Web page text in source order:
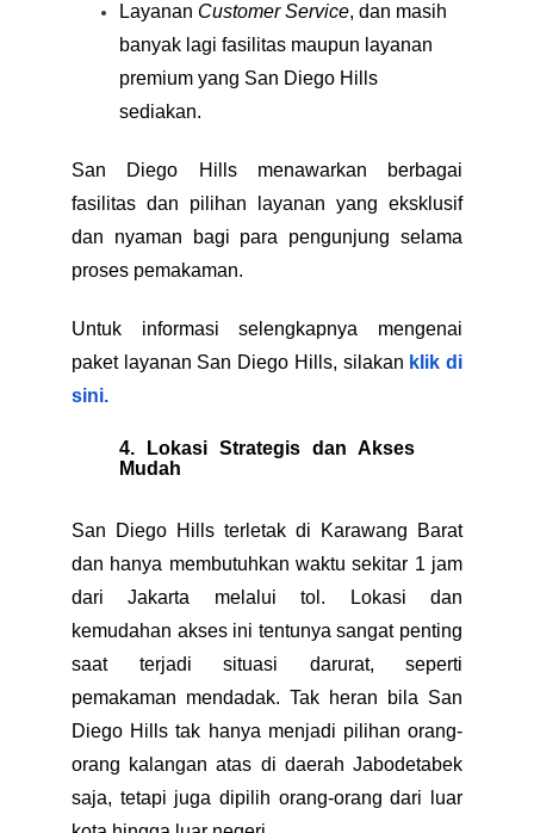
Layanan Customer Service, dan masih
banyak lagi fasilitas maupun layanan
premium yang San Diego Hills
sediakan.
San Diego Hills menawarkan berbagai
fasilitas dan pilihan layanan yang eksklusif
dan nyaman bagi para pengunjung selama
proses pemakaman.
Untuk informasi selengkapnya mengenai
paket layanan San Diego Hills, silakan klik di
sini.
4. Lokasi Strategis dan Akses
Mudah
San Diego Hills terletak di Karawang Barat
dan hanya membutuhkan waktu sekitar 1 jam
dari Jakarta melalui tol. Lokasi dan
kemudahan akses ini tentunya sangat penting
saat terjadi situasi darurat, seperti
pemakaman mendadak. Tak heran bila San
Diego Hills tak hanya menjadi pilihan orang-
orang kalangan atas di daerah Jabodetabek
saja, tetapi juga dipilih orang-orang dari luar